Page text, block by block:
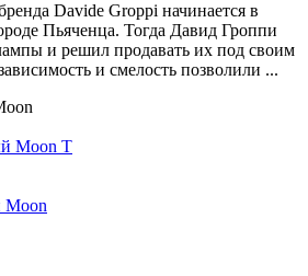
Davide Groppi начинается в
Пьяченца. Тогда Давид Гроппи
и решил продавать их под своим
и смелость позволили ...
Moon T
Moon